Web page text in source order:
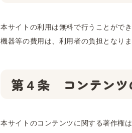
本サイトの利用は無料で行うことがで
機器等の費用は、利用者の負担となりま
第４条 コンテンツ
本サイトのコンテンツに関する著作権